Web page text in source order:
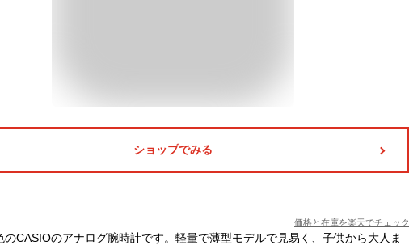
ショップでみる
価格と在庫を楽天でチェック
のCASIOのアナログ腕時計です。軽量で薄型モデルで見易く、子供から大人ま